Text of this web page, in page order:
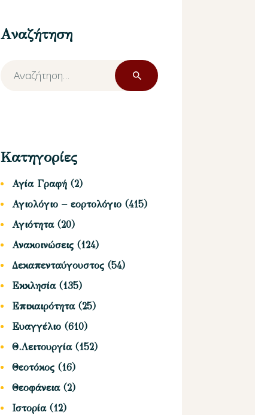
Αναζήτηση
Αναζήτηση
για:
Κατηγορίες
Αγία Γραφή (2)
Αγιολόγιο – εορτολόγιο (415)
Αγιότητα(20)
Ανακοινώσεις (124)
Δεκαπενταύγουστος (54)
Εκκλησία(135)
Επικαιρότητα(25)
Ευαγγέλιο (610)
Θ.Λειτουργία(152)
Θεοτόκος (16)
Θεοφάνεια(2)
Ιστορία(12)